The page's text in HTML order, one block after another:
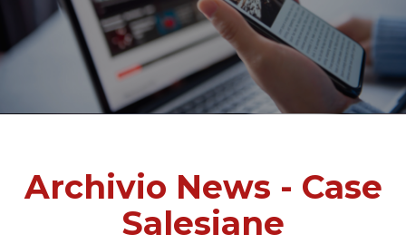
Archivio News - Case
Salesiane